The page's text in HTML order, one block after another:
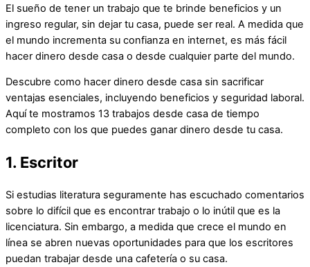
El sueño de tener un trabajo que te brinde beneficios y un
ingreso regular, sin dejar tu casa, puede ser real. A medida que
el mundo incrementa su confianza en internet, es más fácil
hacer dinero desde casa o desde cualquier parte del mundo.
Descubre como hacer dinero desde casa sin sacrificar
ventajas esenciales, incluyendo beneficios y seguridad laboral.
Aquí te mostramos 13 trabajos desde casa de tiempo
completo con los que puedes ganar dinero desde tu casa.
1. Escritor
Si estudias literatura seguramente has escuchado comentarios
sobre lo difícil que es encontrar trabajo o lo inútil que es la
licenciatura. Sin embargo, a medida que crece el mundo en
línea se abren nuevas oportunidades para que los escritores
puedan trabajar desde una cafetería o su casa.